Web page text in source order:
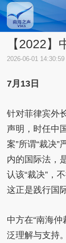
【2022
2026-06-01 14:30:59
7月13日
针对菲律宾外
声明，时任中
案”所谓“裁决
内的国际法，
认该“裁决”，
这正是践行国
中方在“南海
泛理解与支持